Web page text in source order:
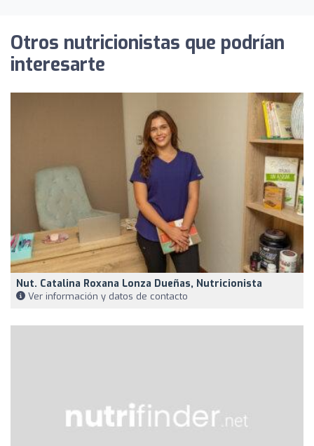
Otros nutricionistas que podrían
interesarte
Nut. Catalina Roxana Lonza Dueñas, Nutricionista
Ver información y datos de contacto